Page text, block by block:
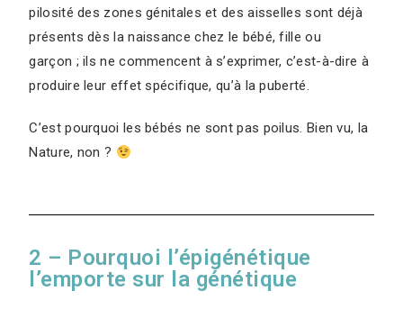
pilosité des zones génitales et des aisselles sont déjà
présents dès la naissance chez le bébé, fille ou
garçon ; ils ne commencent à s’exprimer, c’est-à-dire à
produire leur effet spécifique, qu’à la puberté.
C’est pourquoi les bébés ne sont pas poilus. Bien vu, la
Nature, non ?
2 – Pourquoi l’épigénétique
l’emporte sur la génétique